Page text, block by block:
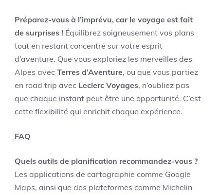
Préparez-vous à l’imprévu, car le voyage est fait
de surprises ! Équilibrez soigneusement vos plans
tout en restant concentré sur votre esprit
d’aventure. Que vous exploriez les merveilles des
Alpes avec Terres d’Aventure, ou que vous partiez
en road trip avec Leclerc Voyages, n’oubliez pas
que chaque instant peut être une opportunité. C’est
cette flexibilité qui enrichit chaque expérience.
FAQ
Quels outils de planification recommandez-vous ?
Les applications de cartographie comme Google
Maps, ainsi que des plateformes comme Michelin